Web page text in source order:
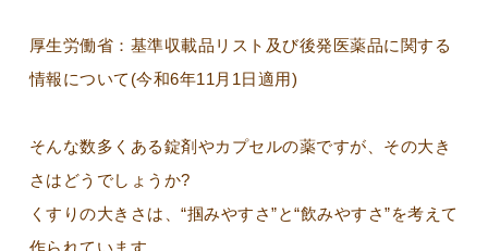
厚生労働省：基準収載品リスト及び後発医薬品に関する
情報について(今和6年11月1日適用)
そんな数多くある錠剤やカプセルの薬ですが、その大き
さはどうでしょうか?
くすりの大きさは、“掴みやすさ”と“飲みやすさ”を考えて
作られています。